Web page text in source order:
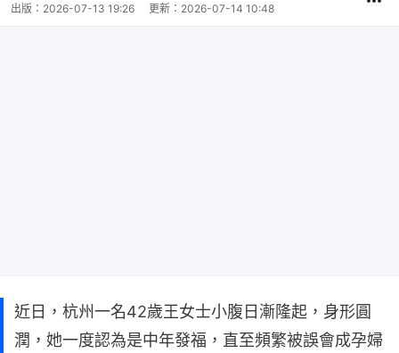
出版： 2026-07-13 19:26 更新： 2026-07-14 10:48
近日，杭州一名42歲王女士小腹日漸隆起，身形圓
潤，她一度認為是中年發福，直至頻繁被誤會成孕婦